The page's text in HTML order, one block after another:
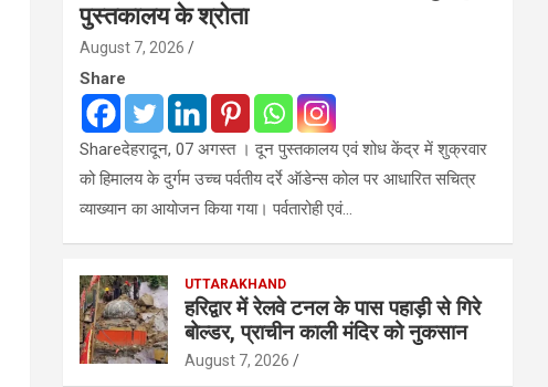
पुस्तकालय के श्रोता
August 7, 2026
Share
Shareदेहरादून, 07 अगस्त । दून पुस्तकालय एवं शोध केंद्र में शुक्रवार
को हिमालय के दुर्गम उच्च पर्वतीय दर्रे ऑडेन्स कोल पर आधारित सचित्र
व्याख्यान का आयोजन किया गया। पर्वतारोही एवं…
UTTARAKHAND
हरिद्वार में रेलवे टनल के पास पहाड़ी से गिरे
बोल्डर, प्राचीन काली मंदिर को नुकसान
August 7, 2026